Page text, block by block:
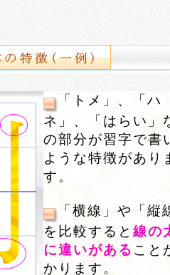
「トメ」、「ハ
ネ」、「はらい」
の部分が習字で書
ような特徴があり
す。
「横線」や「縦
を比較すると 線の
に違いがある こと
かります。